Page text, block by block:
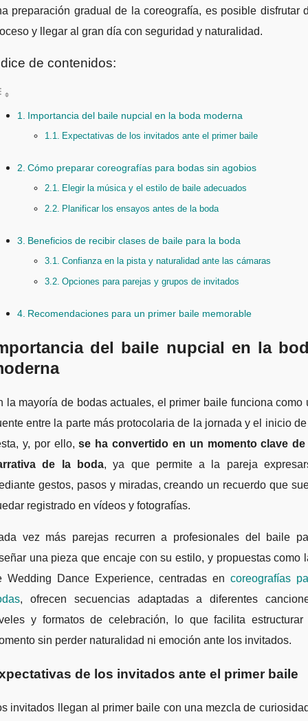
preparación gradual de la coreografía, es posible disfrutar
y llegar al gran día con seguridad y naturalidad.
de contenidos:
Importancia del baile nupcial en la boda moderna
Expectativas de los invitados ante el primer baile
Cómo preparar coreografías para bodas sin agobios
Elegir la música y el estilo de baile adecuados
Planificar los ensayos antes de la boda
Beneficios de recibir clases de baile para la boda
Confianza en la pista y naturalidad ante las cámaras
Opciones para parejas y grupos de invitados
Recomendaciones para un primer baile memorable
del baile nupcial en la
la mayoría de bodas actuales, el primer baile funciona como
entre la parte más protocolaria de la jornada y el inicio
y, por ello,se ha convertido en un momento clave de
de la boda, ya que permite a la pareja
gestos, pasos y miradas, creando un recuerdo que
registrado en vídeos y fotografías.
vez más parejas recurren a profesionales del baile
una pieza que encaje con su estilo, y propuestas como
Wedding Dance Experience, centradas en coreografías
, ofrecen secuencias adaptadas a diferentes
y formatos de celebración, lo que facilita estructurar
sin perder naturalidad ni emoción ante los invitados.
de los invitados ante el primer baile
invitados llegan al primer baile con una mezcla de